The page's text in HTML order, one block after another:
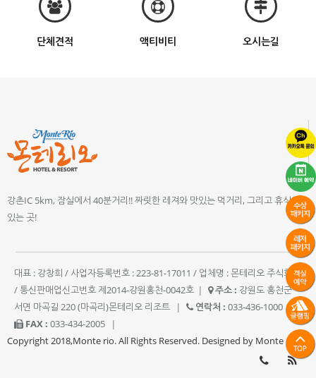
단체견적 액티비티 오시는길
강촌IC 5km, 잠실에서 40분거리!! 짜릿한 레져와 맛있는 먹거리, 그리고 휴식이
있는 곳!
대표 : 강창희 / 사업자등록번호 : 223-81-17011 / 업체명 : 몬테리오 주식회사
/ 통신판매업신고번호 제2014-강원홍천-0042호 | 주소 : 강원도 홍천군
서면 마곡길 220 (마곡리)몬테리오 리조트
| 연락처 : 033-436-1000
|
FAX : 033-434-2005
|
Copyright 2018,Monte rio. All Rights Reserved. Designed by Monte rio.